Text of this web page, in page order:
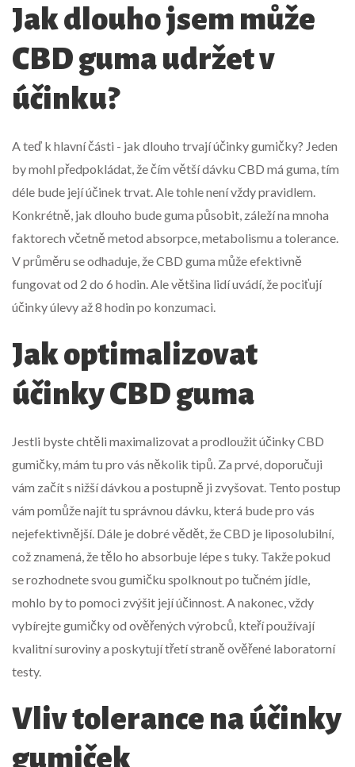
Jak dlouho jsem může
CBD guma udržet v
účinku?
A teď k hlavní části - jak dlouho trvají účinky gumičky? Jeden
by mohl předpokládat, že čím větší dávku CBD má guma, tím
déle bude její účinek trvat. Ale tohle není vždy pravidlem.
Konkrétně, jak dlouho bude guma působit, záleží na mnoha
faktorech včetně metod absorpce, metabolismu a tolerance.
V průměru se odhaduje, že CBD guma může efektivně
fungovat od 2 do 6 hodin. Ale většina lidí uvádí, že pociťují
účinky úlevy až 8 hodin po konzumaci.
Jak optimalizovat
účinky CBD guma
Jestli byste chtěli maximalizovat a prodloužit účinky CBD
gumičky, mám tu pro vás několik tipů. Za prvé, doporučuji
vám začít s nižší dávkou a postupně ji zvyšovat. Tento postup
vám pomůže najít tu správnou dávku, která bude pro vás
nejefektivnější. Dále je dobré vědět, že CBD je liposolubilní,
což znamená, že tělo ho absorbuje lépe s tuky. Takže pokud
se rozhodnete svou gumičku spolknout po tučném jídle,
mohlo by to pomoci zvýšit její účinnost. A nakonec, vždy
vybírejte gumičky od ověřených výrobců, kteří používají
kvalitní suroviny a poskytují třetí straně ověřené laboratorní
testy.
Vliv tolerance na účinky
gumiček